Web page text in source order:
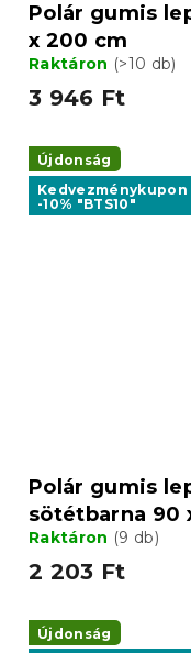
Polár gumis
x 200 cm
Raktáron (>10 db)
3 946 Ft
Újdonság
Kedvezménykupon
-10% "BTS10"
Polár gumis
sötétbarna 90
Raktáron (9 db)
2 203 Ft
Újdonság